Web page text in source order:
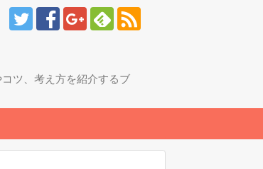
ツ、考え方を紹介するブ